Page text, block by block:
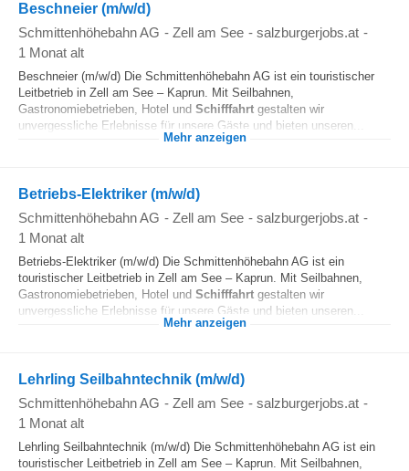
Beschneier (m/w/d)
Schmittenhöhebahn AG - Zell am See - salzburgerjobs.at -
1 Monat alt
Beschneier (m/w/d) Die Schmittenhöhebahn AG ist ein touristischer
Leitbetrieb in Zell am See – Kaprun. Mit Seilbahnen,
Gastronomiebetrieben, Hotel und Schifffahrt gestalten wir
unvergessliche Erlebnisse für unsere Gäste und bieten unseren...
Mehr anzeigen
Betriebs-Elektriker (m/w/d)
Schmittenhöhebahn AG - Zell am See - salzburgerjobs.at -
1 Monat alt
Betriebs-Elektriker (m/w/d) Die Schmittenhöhebahn AG ist ein
touristischer Leitbetrieb in Zell am See – Kaprun. Mit Seilbahnen,
Gastronomiebetrieben, Hotel und Schifffahrt gestalten wir
unvergessliche Erlebnisse für unsere Gäste und bieten unseren...
Mehr anzeigen
Lehrling Seilbahntechnik (m/w/d)
Schmittenhöhebahn AG - Zell am See - salzburgerjobs.at -
1 Monat alt
Lehrling Seilbahntechnik (m/w/d) Die Schmittenhöhebahn AG ist ein
touristischer Leitbetrieb in Zell am See – Kaprun. Mit Seilbahnen,